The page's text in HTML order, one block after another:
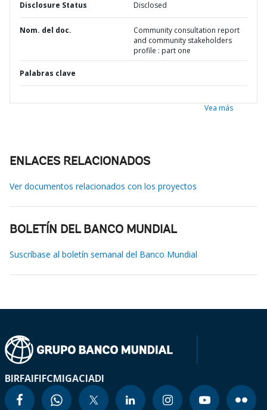
Disclosure Status Disclosed
Nom. del doc.
Community consultation report
and community stakeholders
profile : part one
Palabras clave
Vea más
ENLACES RELACIONADOS
Ver documentos relacionados con los proyectos
BOLETÍN DEL BANCO MUNDIAL
Suscríbase al boletín semanal del Banco Mundial
BIRFAIFIFCMIGACIADI